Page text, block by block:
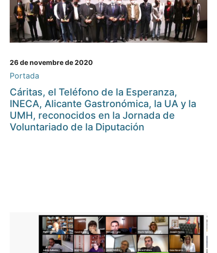
26 de novembre de 2020
Portada
Cáritas, el Teléfono de la Esperanza,
INECA, Alicante Gastronómica, la UA y la
UMH, reconocidos en la Jornada de
Voluntariado de la Diputación